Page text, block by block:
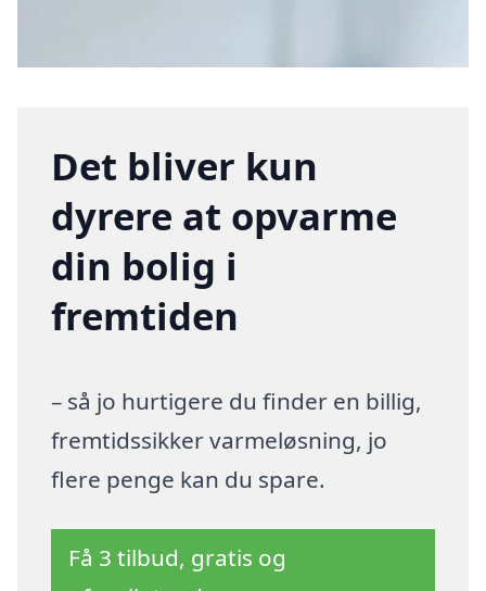
Det bliver kun
dyrere at opvarme
din bolig i
fremtiden
– så jo hurtigere du finder en billig,
fremtidssikker varmeløsning, jo
flere penge kan du spare.
Få 3 tilbud, gratis og